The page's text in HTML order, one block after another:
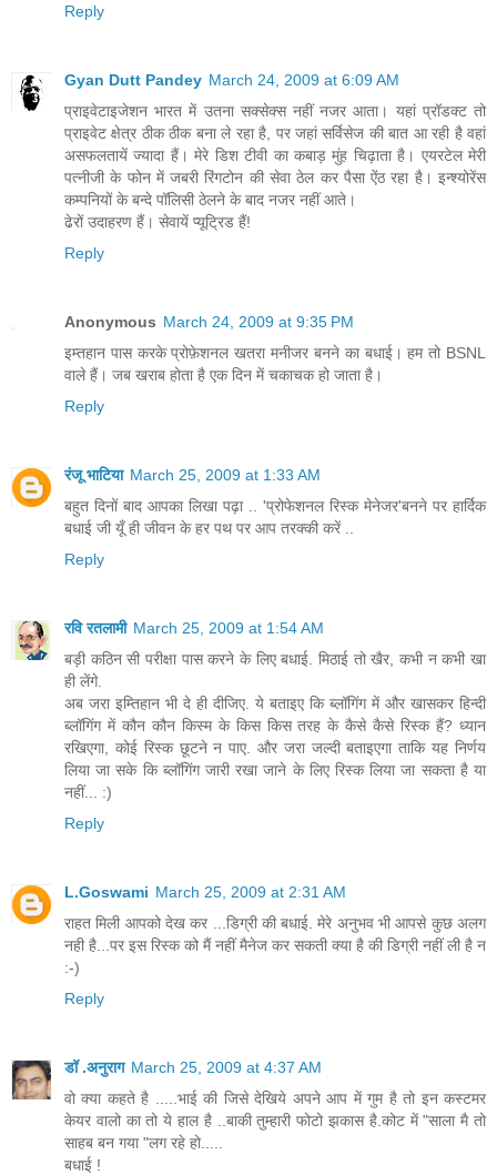
Reply
Gyan Dutt Pandey March 24, 2009 at 6:09 AM
प्राइवेटाइजेशन भारत में उतना सक्सेक्स नहीं नजर आता। यहां प्रॉडक्ट तो
प्राइवेट क्षेत्र ठीक ठीक बना ले रहा है, पर जहां सर्विसेज की बात आ रही है वहां
असफलतायें ज्यादा हैं। मेरे डिश टीवी का कबाड़ मुंह चिढ़ाता है। एयरटेल मेरी
पत्नीजी के फोन में जबरी रिंगटोन की सेवा ठेल कर पैसा ऐंठ रहा है। इन्श्योरेंस
कम्पनियों के बन्दे पॉलिसी ठेलने के बाद नजर नहीं आते।
ढेरों उदाहरण हैं। सेवायें प्यूट्रिड हैं!
Reply
Anonymous March 24, 2009 at 9:35 PM
इम्तहान पास करके प्रोफ़ेशनल खतरा मनीजर बनने का बधाई। हम तो BSNL
वाले हैं। जब खराब होता है एक दिन में चकाचक हो जाता है।
Reply
रंजू भाटिया March 25, 2009 at 1:33 AM
बहुत दिनों बाद आपका लिखा पढ़ा .. 'प्रोफेशनल रिस्क मेनेजर'बनने पर हार्दिक
बधाई जी यूँ ही जीवन के हर पथ पर आप तरक्की करें ..
Reply
रवि रतलामी March 25, 2009 at 1:54 AM
बड़ी कठिन सी परीक्षा पास करने के लिए बधाई. मिठाई तो खैर, कभी न कभी खा
ही लेंगे.
अब जरा इम्तिहान भी दे ही दीजिए. ये बताइए कि ब्लॉगिंग में और खासकर हिन्दी
ब्लॉगिंग में कौन कौन किस्म के किस किस तरह के कैसे कैसे रिस्क हैं? ध्यान
रखिएगा, कोई रिस्क छूटने न पाए. और जरा जल्दी बताइएगा ताकि यह निर्णय
लिया जा सके कि ब्लॉगिंग जारी रखा जाने के लिए रिस्क लिया जा सकता है या
नहीं... :)
Reply
L.Goswami March 25, 2009 at 2:31 AM
राहत मिली आपको देख कर ...डिग्री की बधाई. मेरे अनुभव भी आपसे कुछ अलग
नही है...पर इस रिस्क को मैं नहीं मैनेज कर सकती क्या है की डिग्री नहीं ली है न
:-)
Reply
डॉ .अनुराग March 25, 2009 at 4:37 AM
वो क्या कहते है .....भाई की जिसे देखिये अपने आप में गुम है तो इन कस्टमर
केयर वालो का तो ये हाल है ..बाकी तुम्हारी फोटो झकास है.कोट में "साला मै तो
साहब बन गया "लग रहे हो.....
बधाई !